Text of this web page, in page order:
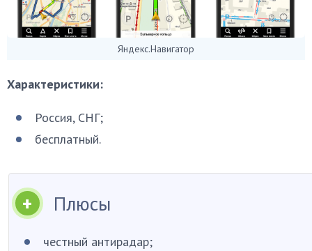
Яндекс.Навигатор
Характеристики:
Россия, СНГ;
бесплатный.
Плюсы
честный антирадар;